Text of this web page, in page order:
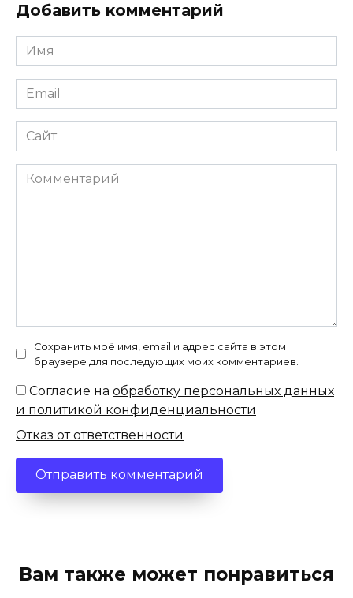
Добавить комментарий
Имя
*
Email
*
Сайт
Комментарий
Сохранить моё имя, email и адрес сайта в этом
браузере для последующих моих комментариев.
Согласие на обработку персональных данных
и политикой конфиденциальности
Отказ от ответственности
Вам также может понравиться